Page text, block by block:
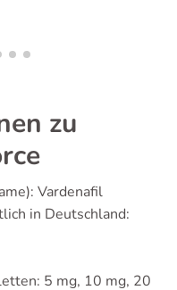
zu
Vardenafil
in Deutschland:
5 mg, 10 mg, 20